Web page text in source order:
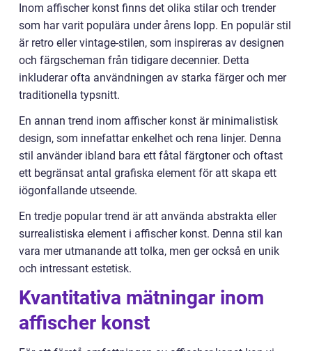
Inom affischer konst finns det olika stilar och trender
som har varit populära under årens lopp. En populär stil
är retro eller vintage-stilen, som inspireras av designen
och färgscheman från tidigare decennier. Detta
inkluderar ofta användningen av starka färger och mer
traditionella typsnitt.
En annan trend inom affischer konst är minimalistisk
design, som innefattar enkelhet och rena linjer. Denna
stil använder ibland bara ett fåtal färgtoner och oftast
ett begränsat antal grafiska element för att skapa ett
iögonfallande utseende.
En tredje popular trend är att använda abstrakta eller
surrealistiska element i affischer konst. Denna stil kan
vara mer utmanande att tolka, men ger också en unik
och intressant estetisk.
Kvantitativa mätningar inom
affischer konst